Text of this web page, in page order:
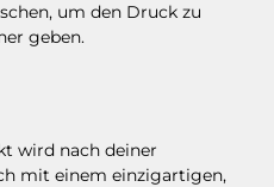
um den Druck zu
geben.
wird nach deiner
mit einem einzigartigen,